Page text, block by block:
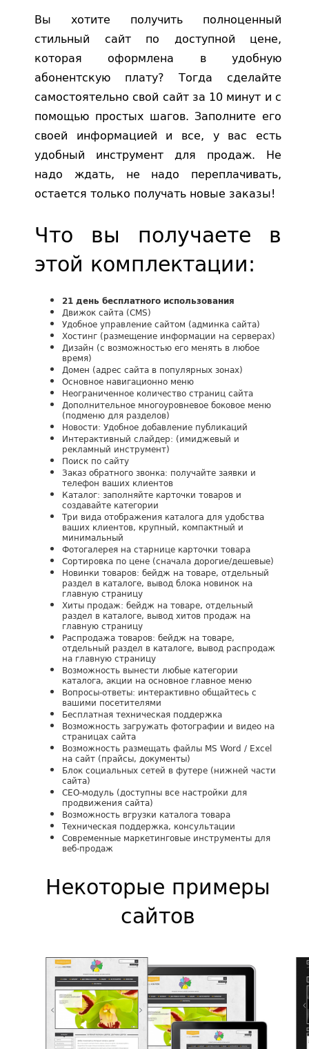
Вы хотите получить полноценный
стильный сайт по доступной цене,
которая оформлена в удобную
абонентскую плату? Тогда сделайте
самостоятельно свой сайт за 10 минут и с
помощью простых шагов. Заполните его
своей информацией и все, у вас есть
удобный инструмент для продаж. Не
надо ждать, не надо переплачивать,
остается только получать новые заказы!
Что вы получаете в
этой комплектации:
21 день бесплатного использования
Движок сайта (CMS)
Удобное управление сайтом (админка сайта)
Хостинг (размещение информации на серверах)
Дизайн (с возможностью его менять в любое
время)
Домен (адрес сайта в популярных зонах)
Основное навигационно меню
Неограниченное количество страниц сайта
Дополнительное многоуровневое боковое меню
(подменю для разделов)
Новости: Удобное добавление публикаций
Интерактивный слайдер: (имиджевый и
рекламный инструмент)
Поиск по сайту
Заказ обратного звонка: получайте заявки и
телефон ваших клиентов
Каталог: заполняйте карточки товаров и
создавайте категории
Три вида отображения каталога для удобства
ваших клиентов, крупный, компактный и
минимальный
Фотогалерея на старнице карточки товара
Сортировка по цене (сначала дорогие/дешевые)
Новинки товаров: бейдж на товаре, отдельный
раздел в каталоге, вывод блока новинок на
главную страницу
Хиты продаж: бейдж на товаре, отдельный
раздел в каталоге, вывод хитов продаж на
главную страницу
Распродажа товаров: бейдж на товаре,
отдельный раздел в каталоге, вывод распродаж
на главную страницу
Возможность вынести любые категории
каталога, акции на основное главное меню
Вопросы-ответы: интерактивно общайтесь с
вашими посетителями
Бесплатная техническая поддержка
Возможность загружать фотографии и видео на
страницах сайта
Возможность размещать файлы MS Word / Excel
на сайт (прайсы, документы)
Блок социальных сетей в футере (нижней части
сайта)
СЕО-модуль (доступны все настройки для
продвижения сайта)
Возможность вгрузки каталога товара
Техническая поддержка, консультации
Современные маркетинговые инструменты для
веб-продаж
Некоторые примеры
сайтов